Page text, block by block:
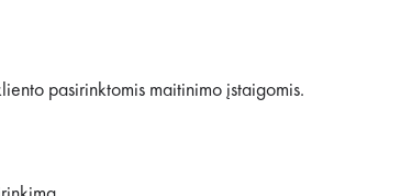
pasirinktomis maitinimo įstaigomis.